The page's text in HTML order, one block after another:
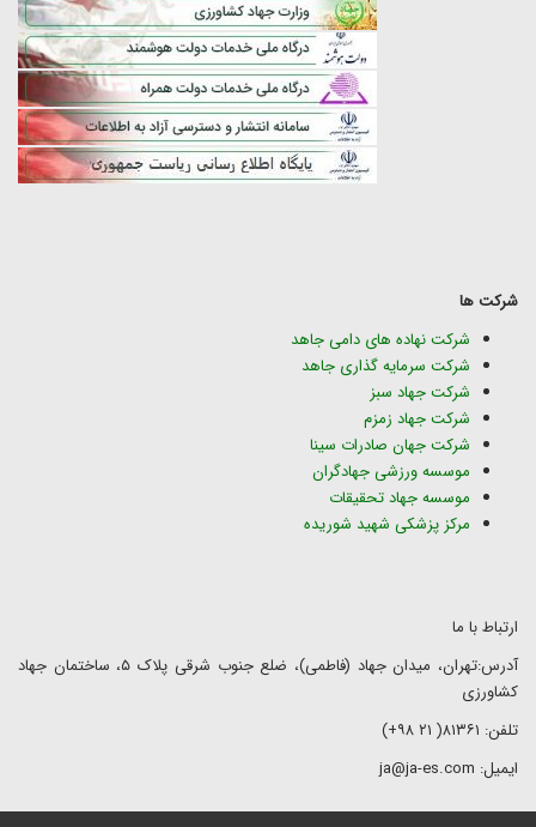
شرکت ها
شرکت نهاده های دامی جاهد
شرکت سرمایه گذاری جاهد
شرکت جهاد سبز
شرکت جهاد زمزم
شرکت جهان صادرات سینا
موسسه ورزشی جهادگران
موسسه جهاد تحقیقات
مرکز پزشکی شهید شوریده
ارتباط با ما
آدرس:تهران، میدان جهاد (فاطمی)، ضلع جنوب شرقی پلاک ۵، ساختمان جهاد
کشاورزی
تلفن: ۸۱۳۶۱( ۲۱ ۹۸+)
ایمیل: ja@ja-es.com